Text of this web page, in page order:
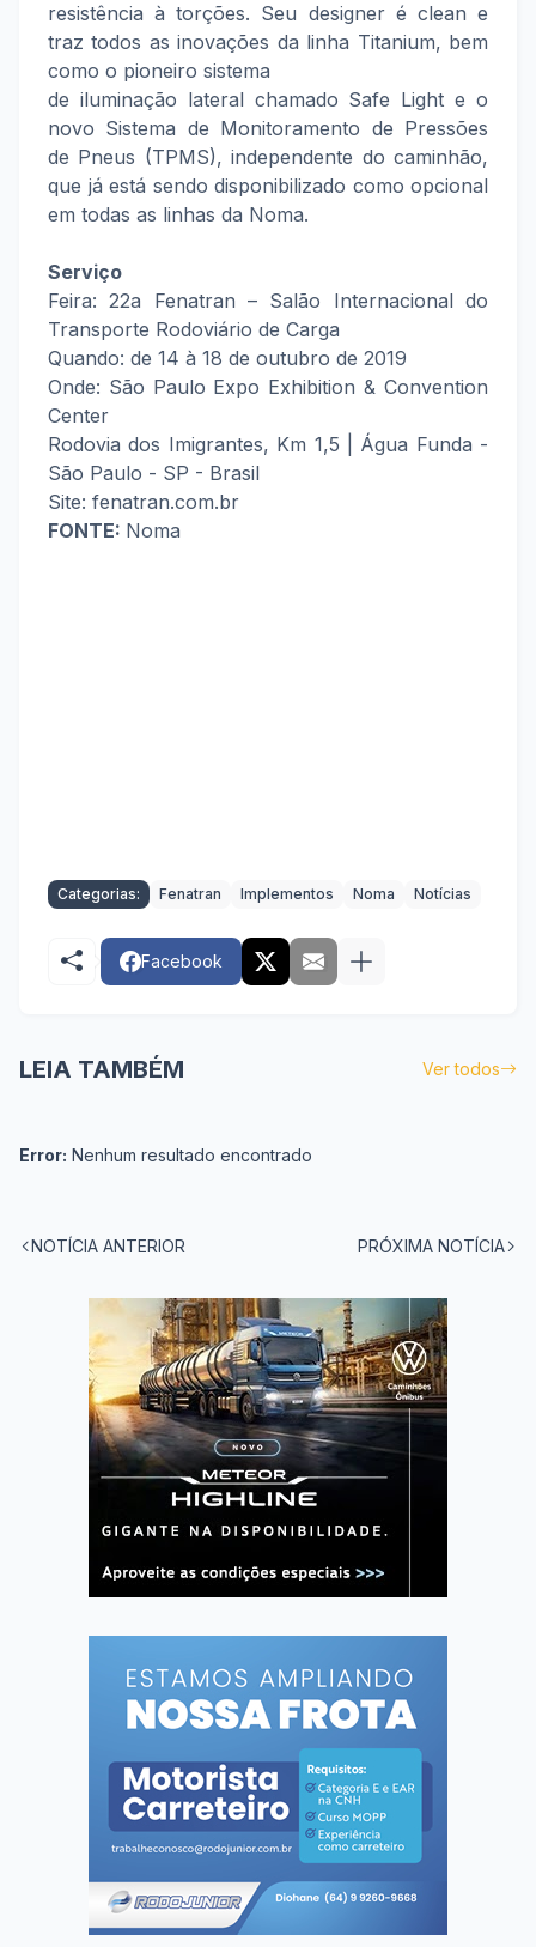
resistência à torções. Seu designer é clean e
traz todos as inovações da linha Titanium, bem
como o pioneiro sistema
de iluminação lateral chamado Safe Light e o
novo Sistema de Monitoramento de Pressões
de Pneus (TPMS), independente do caminhão,
que já está sendo disponibilizado como opcional
em todas as linhas da Noma.
Serviço
Feira: 22a Fenatran – Salão Internacional do
Transporte Rodoviário de Carga
Quando: de 14 à 18 de outubro de 2019
Onde: São Paulo Expo Exhibition & Convention
Center
Rodovia dos Imigrantes, Km 1,5 | Água Funda -
São Paulo - SP - Brasil
Site: fenatran.com.br
FONTE: Noma
Categorias: Fenatran Implementos Noma Notícias
Facebook
LEIA TAMBÉM Ver todos
Error: Nenhum resultado encontrado
NOTÍCIA ANTERIOR PRÓXIMA NOTÍCIA